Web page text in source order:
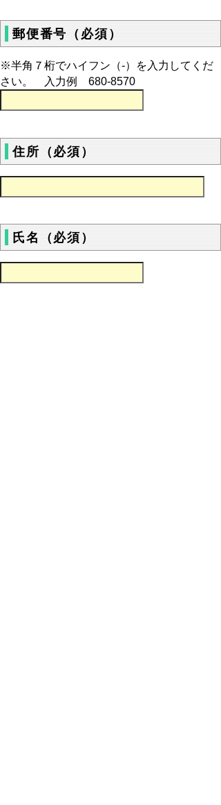
郵便番号（必須）
※半角７桁でハイフン（‐）を入力してくだ
さい。 入力例 680-8570
住所（必須）
氏名（必須）